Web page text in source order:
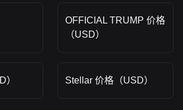
OFFICIAL TRUMP 价格
（USD）
） Stellar 价格（USD）